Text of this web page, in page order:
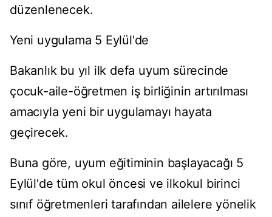
düzenlenecek.
Yeni uygulama 5 Eylül'de
Bakanlık bu yıl ilk defa uyum sürecinde
çocuk-aile-öğretmen iş birliğinin artırılması
amacıyla yeni bir uygulamayı hayata
geçirecek.
Buna göre, uyum eğitiminin başlayacağı 5
Eylül'de tüm okul öncesi ve ilkokul birinci
sınıf öğretmenleri tarafından ailelere yönelik